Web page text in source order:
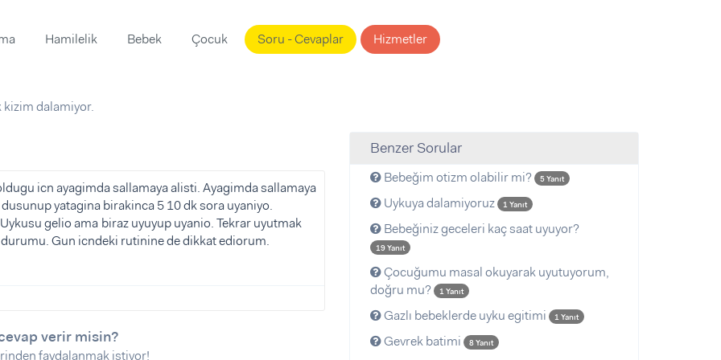
Hamilelik Bebek Çocuk Soru - Cevaplar Hizmetler
kizim dalamiyor.
icn ayagimda sallamaya alisti. Ayagimda sallamaya
yatagina birakinca 5 10 dk sora uyaniyo.
gelio ama biraz uyuyup uyanio. Tekrar uyutmak
Gun icndeki rutinine de dikkat ediorum.
verir misin?
faydalanmak istiyor!
Benzer Sorular
Bebeğim otizm olabilir mi? 5 Yanıt
Uykuya dalamiyoruz 1 Yanıt
Bebeğiniz geceleri kaç saat uyuyor?
19 Yanıt
Çocuğumu masal okuyarak uyutuyorum,
doğru mu?
1 Yanıt
Gazlı bebeklerde uyku egitimi 1 Yanıt
Gevrek batimi 8 Yanıt